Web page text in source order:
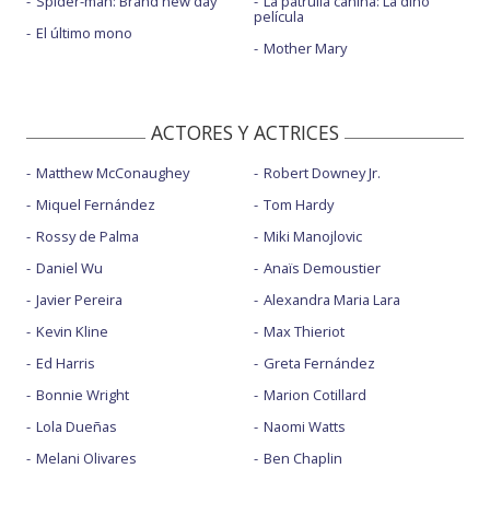
El último mono
película
Mother Mary
ACTORES Y ACTRICES
Matthew McConaughey
Miquel Fernández
Rossy de Palma
Daniel Wu
Javier Pereira
Kevin Kline
Ed Harris
Bonnie Wright
Lola Dueñas
Melani Olivares
Robert Downey Jr.
Tom Hardy
Miki Manojlovic
Anaïs Demoustier
Alexandra Maria Lara
Max Thieriot
Greta Fernández
Marion Cotillard
Naomi Watts
Ben Chaplin